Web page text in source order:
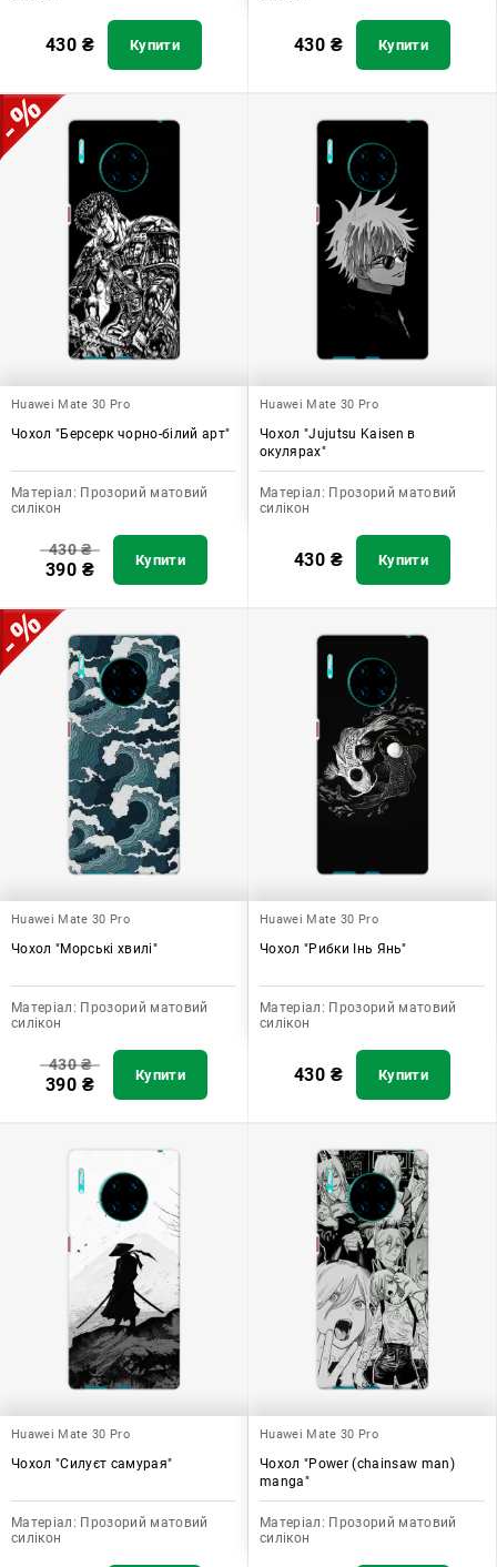
430 ₴ Купити 430 ₴ Купити
Huawei Mate 30 Pro
Чохол "Берсерк чорно-білий арт"
Матеріал: Прозорий матовий
силікон
430₴
390 ₴ Купити
Huawei Mate 30 Pro
Чохол "Jujutsu Kaisen в
окулярах"
Матеріал: Прозорий матовий
силікон
430 ₴ Купити
Huawei Mate 30 Pro
Чохол "Морські хвилі"
Матеріал: Прозорий матовий
силікон
430₴
390 ₴ Купити
Huawei Mate 30 Pro
Чохол "Рибки Інь Янь"
Матеріал: Прозорий матовий
силікон
430 ₴ Купити
Huawei Mate 30 Pro
Чохол "Силуєт самурая"
Матеріал: Прозорий матовий
силікон
Huawei Mate 30 Pro
Чохол "Power (chainsaw man)
manga"
Матеріал: Прозорий матовий
силікон